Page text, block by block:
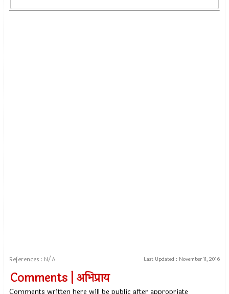
References : N/A Last Updated : November 11, 2016
Comments | अभिप्राय